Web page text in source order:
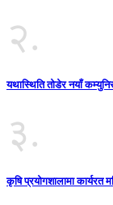
२.
यथास्थिति तोडेर नयाँ
३.
कृषि प्रयोगशालामा कार्यरत